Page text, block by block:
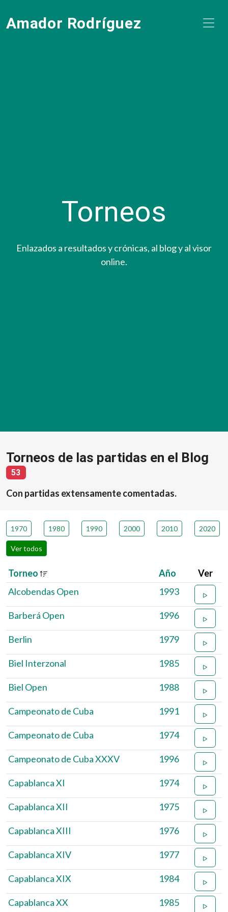
Amador Rodríguez
Torneos
Enlazados a resultados y crónicas, al blog y al visor
online.
Torneos de las partidas en el Blog
53número de torneos
Con partidas extensamente comentadas.
1970 1980 1990 2000 2010 2020
Ver todos
Torneo Año
Ver
Alcobendas Open
1993
Barberá Open 1996
Berlin 1979
Biel Interzonal 1985
Biel Open 1988
Campeonato de Cuba 1991
Campeonato de Cuba 1974
Campeonato de Cuba XXXV 1996
Capablanca XI 1974
Capablanca XII 1975
Capablanca XIII 1976
Capablanca XIV 1977
Capablanca XIX 1984
Capablanca XX 1985